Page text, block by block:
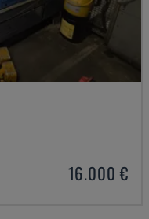
16.000 €